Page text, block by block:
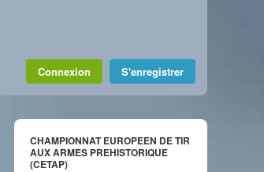
Connexion S'enregistrer
CHAMPIONNAT EUROPEEN DE TIR
AUX ARMES PREHISTORIQUE
(CETAP)